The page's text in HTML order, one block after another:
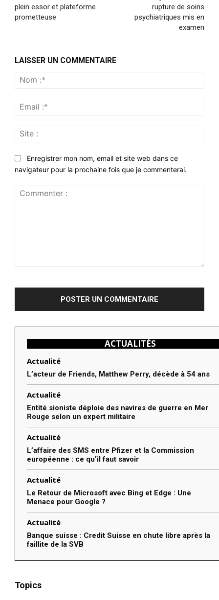
plein essor et plateforme
prometteuse
rupture de soins
psychiatriques mis en
examen
LAISSER UN COMMENTAIRE
:*
:*
:
Enregistrer mon nom, email et site web dans ce
navigateur pour la prochaine fois que je commenterai.
ACTUALITÉS
Actualité
L’acteur de Friends, Matthew Perry, décède à 54 ans
Actualité
Entité sioniste déploie des navires de guerre en Mer
Rouge selon un expert militaire
Actualité
L’affaire des SMS entre Pfizer et la Commission
européenne : ce qu’il faut savoir
Actualité
Le Retour de Microsoft avec Bing et Edge : Une
Menace pour Google ?
Actualité
Banque suisse : Credit Suisse en chute libre après la
faillite de la SVB
Topics